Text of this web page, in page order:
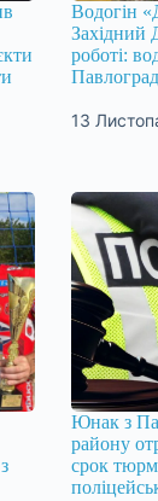
Водогін
Західний
роботі:
13
Юнак з
району
срок